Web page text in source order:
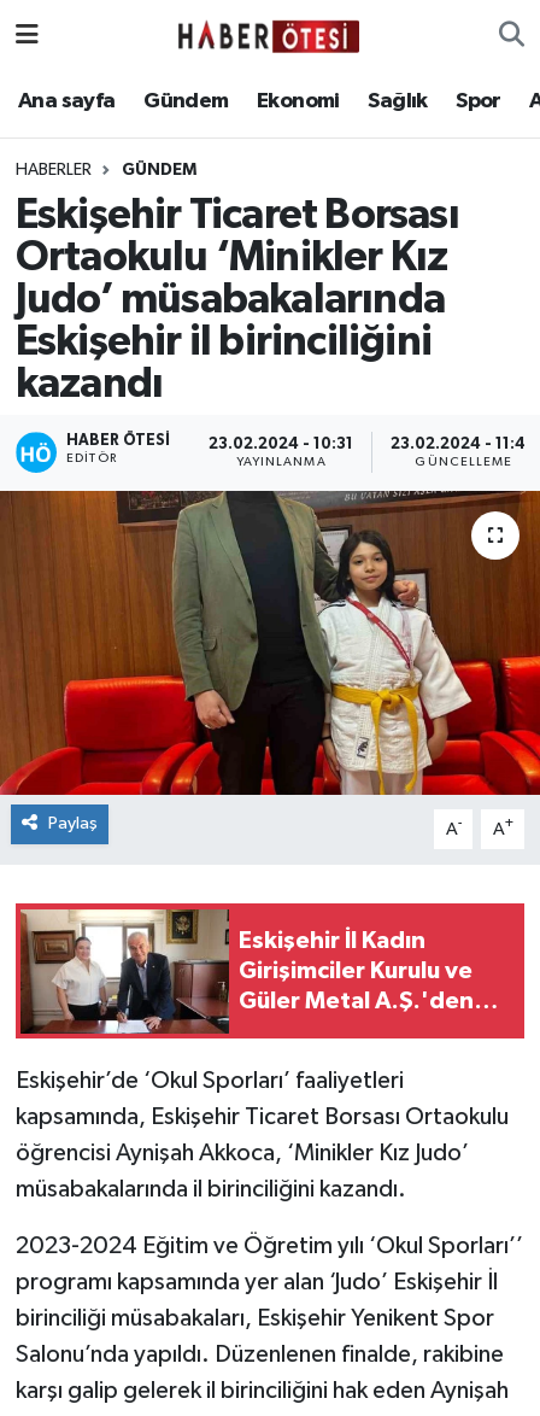
Ana sayfa Gündem Ekonomi Sağlık Spor
HABERLER GÜNDEM
Eskişehir Ticaret Borsası
Ortaokulu ‘Minikler Kız
Judo’ müsabakalarında
Eskişehir il birinciliğini
kazandı
HABER ÖTESI
EDITÖR
23.02.2024 - 10:31
YAYINLANMA
23.02.2024 - 11:40
GÜNCELLEME
Paylaş A- A+
Eskişehir İl Kadın
Girişimciler Kurulu ve
Güler Metal A.Ş.'den
Eskişehir’de ‘Okul Sporları’ faaliyetleri
kapsamında, Eskişehir Ticaret Borsası Ortaokulu
öğrencisi Aynişah Akkoca, ‘Minikler Kız Judo’
müsabakalarında il birinciliğini kazandı.
2023-2024 Eğitim ve Öğretim yılı ‘Okul Sporları’’
programı kapsamında yer alan ‘Judo’ Eskişehir İl
birinciliği müsabakaları, Eskişehir Yenikent Spor
Salonu’nda yapıldı. Düzenlenen finalde, rakibine
karşı galip gelerek il birinciliğini hak eden Aynişah
Ana sayfa
Ekonomi
Sağlık
Spor
Asayiş
Teknoloji
Eskişehir Nöbetçi Eczaneler
Eskişehir Namaz Vakitleri
Eskişehir Trafik Yoğunluk Haritası
Süper Lig Puan Durumu ve Fikstür
Tüm Manşetler
Son Dakika Haberleri
Haber Arşivi